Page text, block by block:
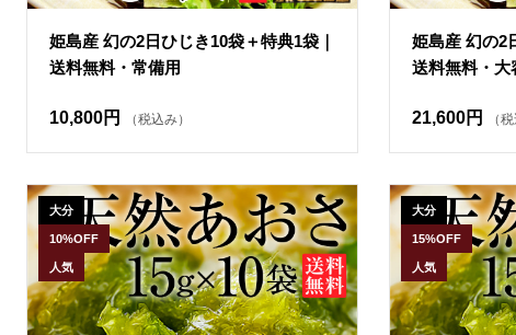
姫島産 幻の2日ひじき10袋＋特典1袋｜
送料無料・常備用
10,800円 （税込み）
姫島産 幻の2
送料無料・大
21,600円 （
大分
10%OFF
人気
大分
15%OFF
人気